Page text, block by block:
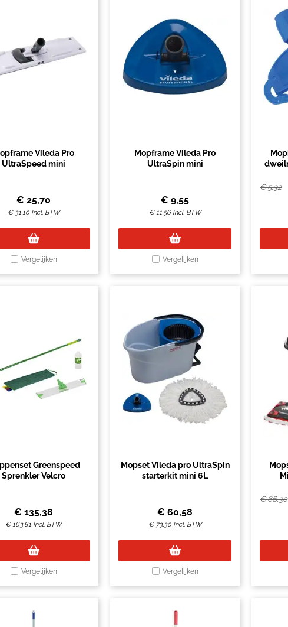
Vileda Pro
UltraSpeed mini
€ 25,70
€ 31,10 Incl. BTW
Vergelijken
Mopframe Vileda Pro
UltraSpin mini
€ 9,55
€11,56 Incl. BTW
Vergelijken
€5,32
Greenspeed
Sprenkler Velcro
€ 135,38
€163,81 Incl. BTW
Vergelijken
Mopset Vileda pro UltraSpin
starterkit mini 6L
€ 60,58
€ 73,30 Incl. BTW
Vergelijken
€66,30